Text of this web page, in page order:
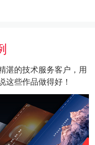
湛的技术服务客户，用
这些作品做得好！